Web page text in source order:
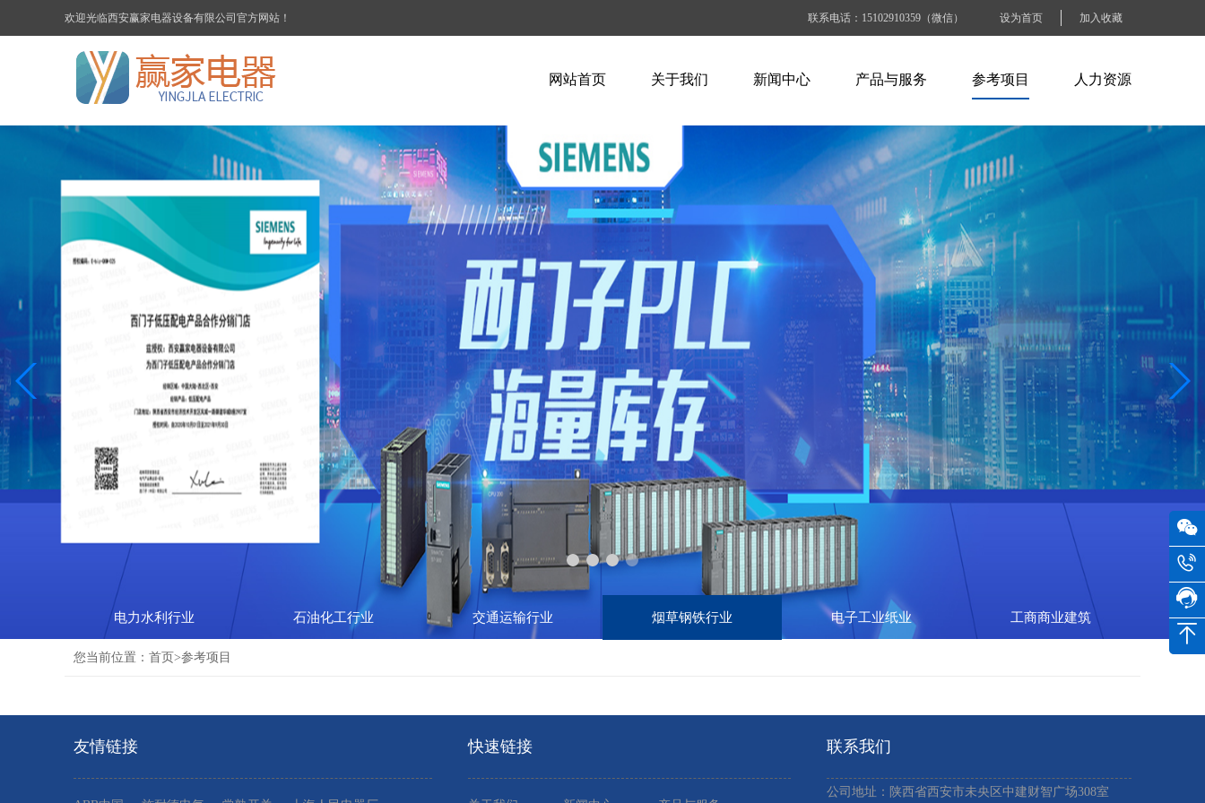
欢迎光临西安赢家电器设备有限公司官方网站！ 设为首页 加入收藏
联系电话：15102910359（微信）
网站首页 关于我们
企业文化
荣誉资质
联系我们
新闻中心
行业资讯
技术知识
产品与服务
ABB产品
施耐德产品
百特工控产品
SEW产品
BLOCK产品
参考项目
电力水利行业
石油化工行业
交通运输行业
烟草钢铁行业
电子工业纸业
工商商业建筑
其他大型企业
人力资源
电力水利行业 石油化工行业 交通运输行业 烟草钢铁行业 电子工业纸业 工商商业建筑
您当前位置： 首页>参考项目
友情链接 快速链接 联系我们
公司地址：陕西省西安市未央区中建财智广场308室